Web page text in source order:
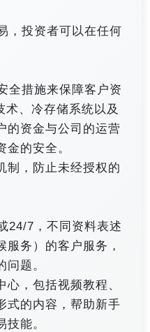
，投资者可以在任何
全措施来保障客户资
、冷存储系统以及
的资金与公司的运营
的安全。
制，防止未经授权的
24/7，不同资料表述
务）的客户服务，
题。
，包括视频教程、
式的内容，帮助新手
能。